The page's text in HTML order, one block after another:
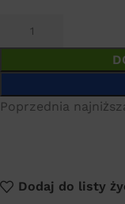
Poprzednia
Dodaj do listy